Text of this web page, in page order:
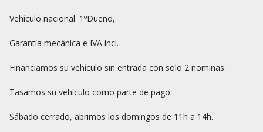
Vehículo nacional. 1ºDueño,
Garantía mecánica e IVA incl.
Financiamos su vehículo sin entrada con solo 2 nominas.
Tasamos su vehículo como parte de pago.
Sábado cerrado, abrimos los domingos de 11h a 14h.